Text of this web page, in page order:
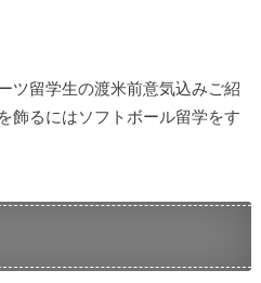
ツ留学生の渡米前意気込みご紹
飾るにはソフトボール留学をす